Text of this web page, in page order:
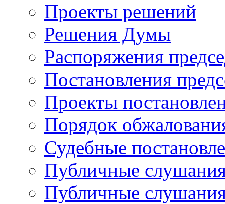
Проекты решений
Решения Думы
Распоряжения
Постановления
Проекты
Порядок
Судебные
Публичные
Публичные